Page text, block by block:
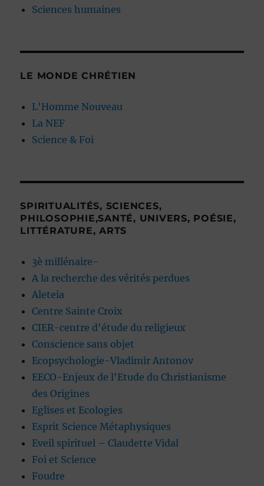
Sciences humaines
LE MONDE CHRÉTIEN
L'Homme Nouveau
La NEF
Science & Foi
SPIRITUALITÉS, SCIENCES,
PHILOSOPHIE,SANTÉ, UNIVERS, POÉSIE,
LITTÉRATURE, ARTS
3è millénaire-
A la recherche des vérités perdues
Aleteia
Centre Sainte Croix
CIER-centre d'étude du religieux
Conscience sans objet
Ecopsychologie-Vladimir Antonov
EECO-Enjeux de l'Etude du Christianisme
des Origines
Eglises et Ecologies
Esprit Science Métaphysiques
Eveil spirituel – Claudette Vidal
Foi et Science
Foudre